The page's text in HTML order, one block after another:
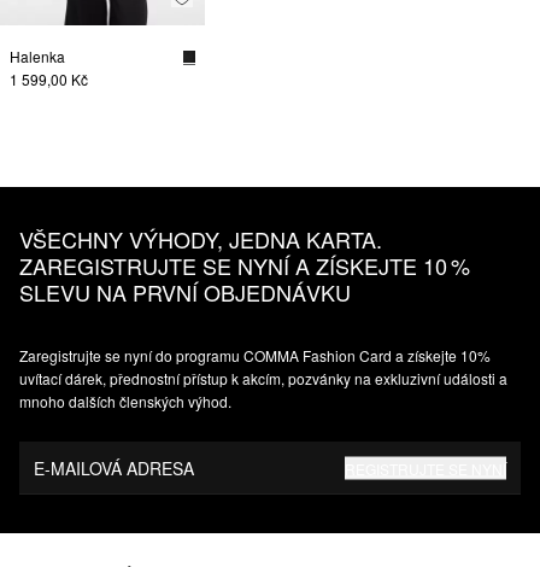
Halenka
1 599,00 Kč
VŠECHNY VÝHODY, JEDNA KARTA.
ZAREGISTRUJTE SE NYNÍ A ZÍSKEJTE 10 %
SLEVU NA PRVNÍ OBJEDNÁVKU
Zaregistrujte se nyní do programu COMMA Fashion Card a získejte 10%
uvítací dárek, přednostní přístup k akcím, pozvánky na exkluzivní události a
mnoho dalších členských výhod.
E-MAILOVÁ ADRESA